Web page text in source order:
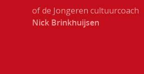
of de Jongeren cultuurcoach
Nick Brinkhuijsen